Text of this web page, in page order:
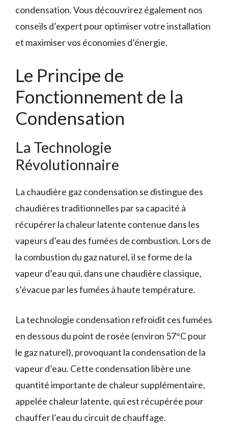
condensation. Vous découvrirez également nos
conseils d’expert pour optimiser votre installation
et maximiser vos économies d’énergie.
Le Principe de
Fonctionnement de la
Condensation
La Technologie
Révolutionnaire
La chaudière gaz condensation se distingue des
chaudières traditionnelles par sa capacité à
récupérer la chaleur latente contenue dans les
vapeurs d’eau des fumées de combustion. Lors de
la combustion du gaz naturel, il se forme de la
vapeur d’eau qui, dans une chaudière classique,
s’évacue par les fumées à haute température.
La technologie condensation refroidit ces fumées
en dessous du point de rosée (environ 57°C pour
le gaz naturel), provoquant la condensation de la
vapeur d’eau. Cette condensation libère une
quantité importante de chaleur supplémentaire,
appelée chaleur latente, qui est récupérée pour
chauffer l’eau du circuit de chauffage.